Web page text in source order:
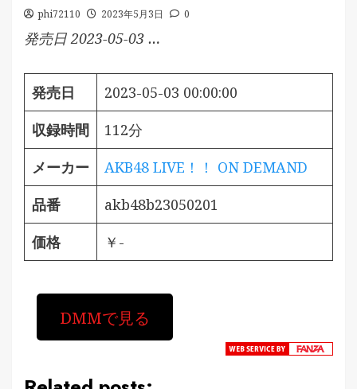
phi72110 2023年5月3日 0
発売日 2023-05-03 …
発売日
2023-05-03 00:00:00
収録時間
112分
メーカー
AKB48 LIVE！！ ON DEMAND
品番
akb48b23050201
価格
￥-
DMMで見る